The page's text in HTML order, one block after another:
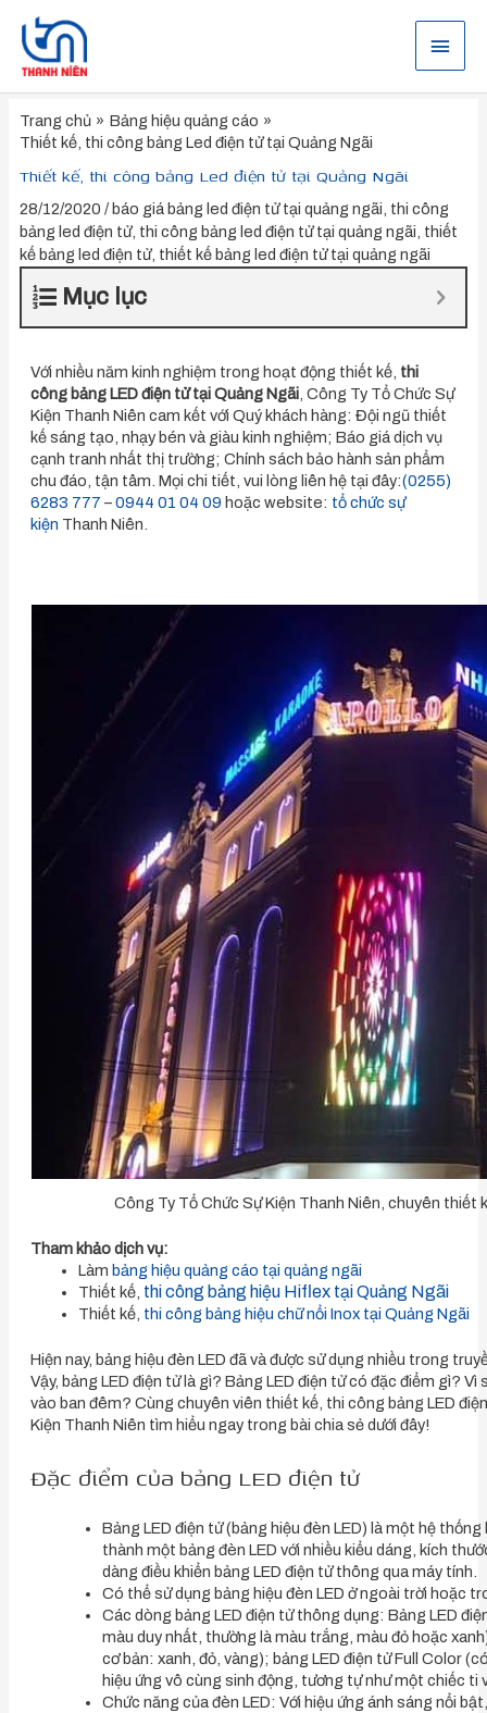
dung
Menu
Trang chủ
Bảng hiệu quảng cáo
Thiết kế, thi công bảng Led điện tử tại Quảng Ngãi
Thiết kế, thi công bảng Led điện tử tại Quảng Ngãi
28/12/2020 / báo giá bảng led điện tử tại quảng ngãi thi công
bảng led điện tử, thi công bảng led điện tử tại quảng ngãi thiết
kế bảng led điện tử, thiết kế bảng led điện tử tại quảng ngãi
Mục lục
Với nhiều năm kinh nghiệm trong hoạt động thiết kế, thi
công bảng LED điện tử tại Quảng Ngãi, Công Ty Tổ Chức Sự
Kiện Thanh Niên cam kết với Quý khách hàng: Đội ngũ thiết
kế sáng tạo, nhạy bén và giàu kinh nghiệm; Báo giá dịch vụ
cạnh tranh nhất thị trường; Chính sách bảo hành sản phẩm
chu đáo, tận tâm. Mọi chi tiết, vui lòng liên hệ tại đây:(0255)
6283 777 –0944 01 04 09 hoặc website: tổ chức sự
kiện Thanh Niên.
Công Ty Tổ Chức Sự Kiện Thanh Niên, chuyên thiết
Tham khảo dịch vụ:
Làm bảng hiệu quảng cáo tại quảng ngãi
Thiết kế, thi công bảng hiệu Hiflex tại Quảng Ngãi
Thiết kế, thi công bảng hiệu chữ nổi Inox tại Quảng Ngãi
Hiện nay, bảng hiệu đèn LED đã và được sử dụng nhiều trong
Vậy, bảng LED điện tử là gì? Bảng LED điện tử có đặc điểm gì?
vào ban đêm? Cùng chuyên viên thiết kế, thi công bảng LED
Kiện Thanh Niên tìm hiểu ngay trong bài chia sẻ dưới đây!
Đặc điểm của bảng LED điện tử
Bảng LED điện tử (bảng hiệu đèn LED) là một hệ
thành một bảng đèn LED với nhiều kiểu dáng, kích
dàng điều khiển bảng LED điện tử thông qua máy tính.
Có thể sử dụng bảng hiệu đèn LED ở ngoài trời hoặc
Các dòng bảng LED điện tử thông dụng: Bảng LED
màu duy nhất, thường là màu trắng, màu đỏ hoặc
cơ bản: xanh, đỏ, vàng); bảng LED điện tử Full Color
hiệu ứng vô cùng sinh động, tương tự như một chiếc ti
Chức năng của đèn LED: Với hiệu ứng ánh sáng nổi